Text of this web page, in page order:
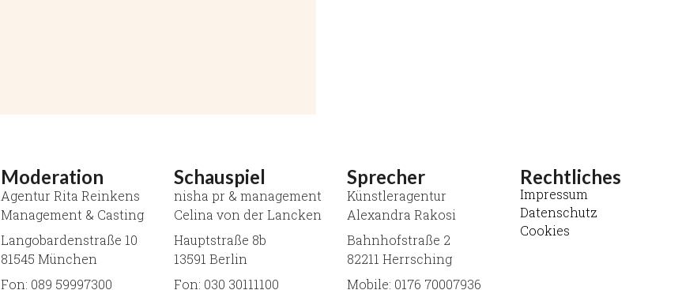
Moderation
Agentur Rita Reinkens
Management & Casting
Langobardenstraße 10
81545 München
Fon: 089 59997300
Schauspiel
nisha pr & management
Celina von der Lancken
Hauptstraße 8b
13591 Berlin
Fon: 030 30111100
Sprecher
Künstleragentur
Alexandra Rakosi
Bahnhofstraße 2
82211 Herrsching
Mobile: 0176 70007936
Rechtliches
Impressum
Datenschutz
Cookies